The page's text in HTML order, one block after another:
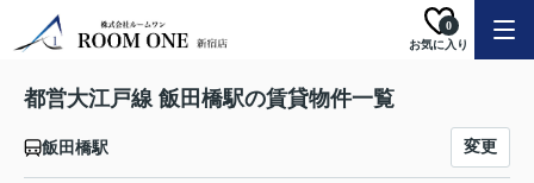
お気に入り
0
都営大江戸線 飯田橋駅の賃貸物件一覧
飯田橋駅 変更